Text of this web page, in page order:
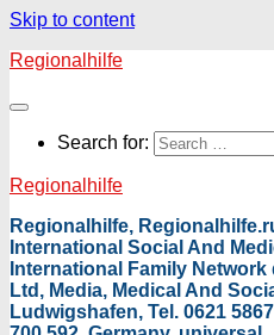
Skip to content
Regionalhilfe
Search for:
Regionalhilfe
Regionalhilfe,
International Social And
International Family Network
Ltd, Media, Medical And
Ludwigshafen, Tel. 0621